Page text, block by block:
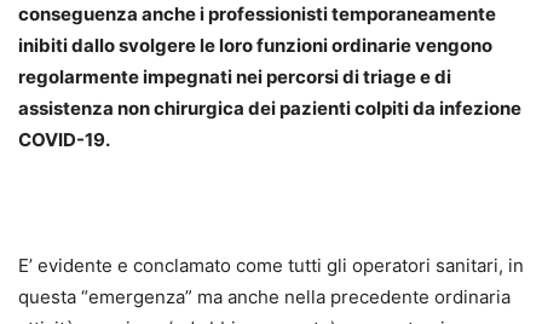
conseguenza anche i professionisti temporaneamente
inibiti dallo svolgere le loro funzioni ordinarie vengono
regolarmente impegnati nei percorsi di triage e di
assistenza non chirurgica dei pazienti colpiti da infezione
COVID-19.
E’ evidente e conclamato come tutti gli operatori sanitari, in
questa “emergenza” ma anche nella precedente ordinaria